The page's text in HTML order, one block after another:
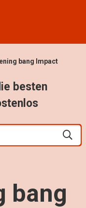
bang Impact
besten
bang